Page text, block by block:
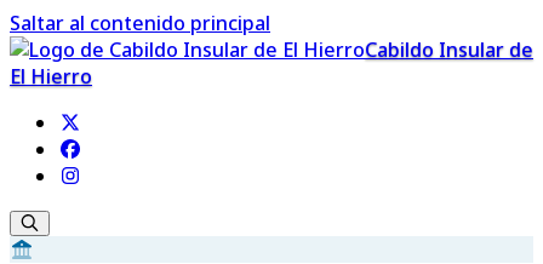
Saltar al contenido principal
Cabildo Insular de
El Hierro